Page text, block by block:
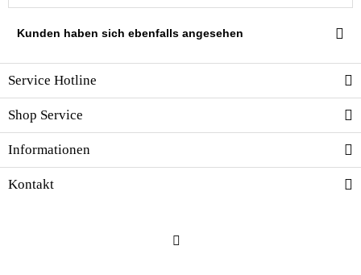
Kunden haben sich ebenfalls angesehen
Service Hotline
Shop Service
Informationen
Kontakt